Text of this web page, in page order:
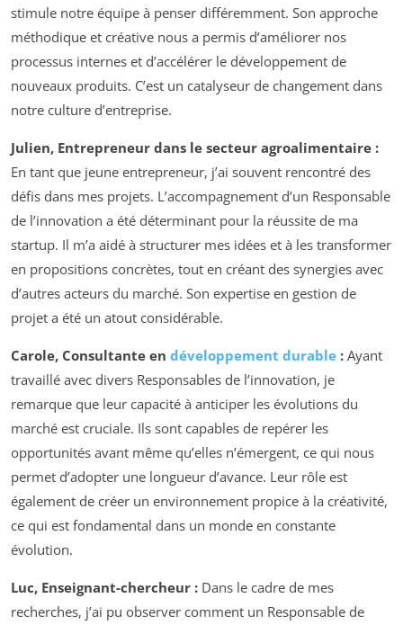
stimule notre équipe à penser différemment. Son approche
méthodique et créative nous a permis d’améliorer nos
processus internes et d’accélérer le développement de
nouveaux produits. C’est un catalyseur de changement dans
notre culture d’entreprise.
Julien, Entrepreneur dans le secteur agroalimentaire :
En tant que jeune entrepreneur, j’ai souvent rencontré des
défis dans mes projets. L’accompagnement d’un Responsable
de l’innovation a été déterminant pour la réussite de ma
startup. Il m’a aidé à structurer mes idées et à les transformer
en propositions concrètes, tout en créant des synergies avec
d’autres acteurs du marché. Son expertise en gestion de
projet a été un atout considérable.
Carole, Consultante en développement durable : Ayant
travaillé avec divers Responsables de l’innovation, je
remarque que leur capacité à anticiper les évolutions du
marché est cruciale. Ils sont capables de repérer les
opportunités avant même qu’elles n’émergent, ce qui nous
permet d’adopter une longueur d’avance. Leur rôle est
également de créer un environnement propice à la créativité,
ce qui est fondamental dans un monde en constante
évolution.
Luc, Enseignant-chercheur : Dans le cadre de mes
recherches, j’ai pu observer comment un Responsable de